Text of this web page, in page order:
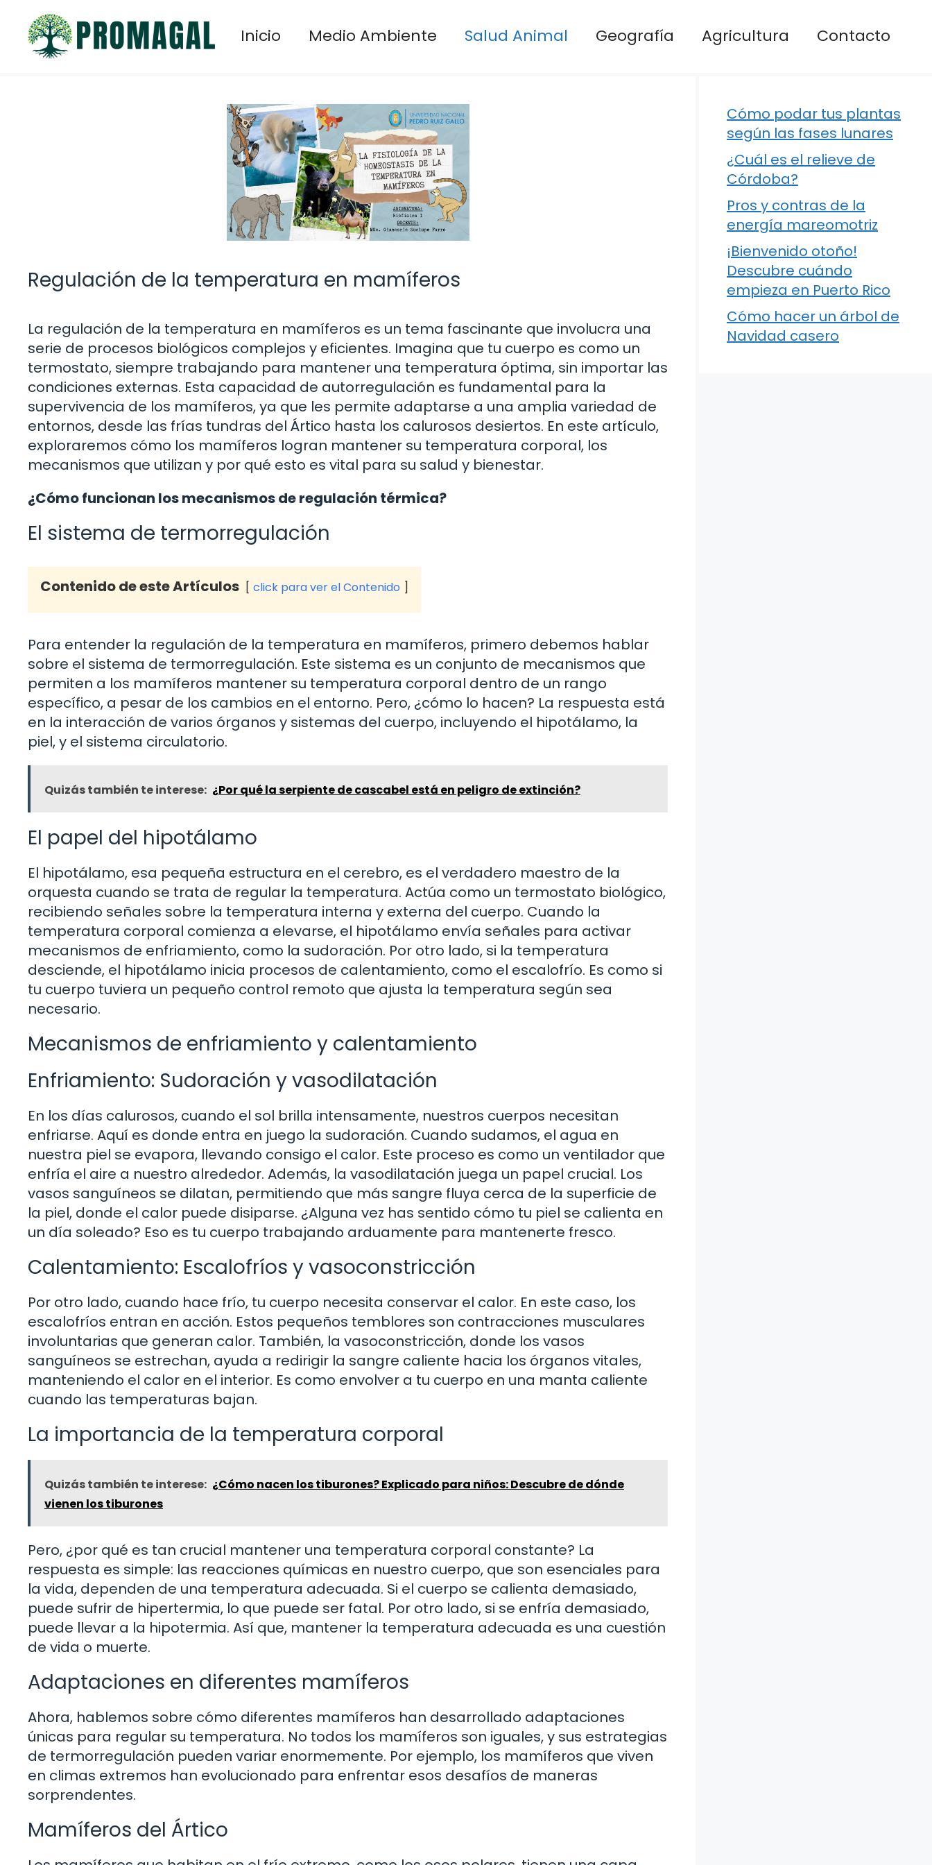
contenido
Inicio Medio Ambiente Salud Animal Geografía Agricultura Contacto
Regulación de la temperatura en mamíferos
La regulación de la temperatura en mamíferos es un tema fascinante que involucra una
serie de procesos biológicos complejos y eficientes. Imagina que tu cuerpo es como un
termostato, siempre trabajando para mantener una temperatura óptima, sin importar las
condiciones externas. Esta capacidad de autorregulación es fundamental para la
supervivencia de los mamíferos, ya que les permite adaptarse a una amplia variedad de
entornos, desde las frías tundras del Ártico hasta los calurosos desiertos. En este artículo,
exploraremos cómo los mamíferos logran mantener su temperatura corporal, los
mecanismos que utilizan y por qué esto es vital para su salud y bienestar.
¿Cómo funcionan los mecanismos de regulación térmica?
El sistema de termorregulación
Contenido de este Artículos click para ver el Contenido
Para entender la regulación de la temperatura en mamíferos, primero debemos hablar
sobre el sistema de termorregulación. Este sistema es un conjunto de mecanismos que
permiten a los mamíferos mantener su temperatura corporal dentro de un rango
específico, a pesar de los cambios en el entorno. Pero, ¿cómo lo hacen? La respuesta está
en la interacción de varios órganos y sistemas del cuerpo, incluyendo el hipotálamo, la
piel, y el sistema circulatorio.
Quizás también te interese: ¿Por qué la serpiente de cascabel está en peligro de extinción?
El papel del hipotálamo
El hipotálamo, esa pequeña estructura en el cerebro, es el verdadero maestro de la
orquesta cuando se trata de regular la temperatura. Actúa como un termostato biológico,
recibiendo señales sobre la temperatura interna y externa del cuerpo. Cuando la
temperatura corporal comienza a elevarse, el hipotálamo envía señales para activar
mecanismos de enfriamiento, como la sudoración. Por otro lado, si la temperatura
desciende, el hipotálamo inicia procesos de calentamiento, como el escalofrío. Es como si
tu cuerpo tuviera un pequeño control remoto que ajusta la temperatura según sea
necesario.
Mecanismos de enfriamiento y calentamiento
Enfriamiento: Sudoración y vasodilatación
En los días calurosos, cuando el sol brilla intensamente, nuestros cuerpos necesitan
enfriarse. Aquí es donde entra en juego la sudoración. Cuando sudamos, el agua en
nuestra piel se evapora, llevando consigo el calor. Este proceso es como un ventilador que
enfría el aire a nuestro alrededor. Además, la vasodilatación juega un papel crucial. Los
vasos sanguíneos se dilatan, permitiendo que más sangre fluya cerca de la superficie de
la piel, donde el calor puede disiparse. ¿Alguna vez has sentido cómo tu piel se calienta en
un día soleado? Eso es tu cuerpo trabajando arduamente para mantenerte fresco.
Calentamiento: Escalofríos y vasoconstricción
Por otro lado, cuando hace frío, tu cuerpo necesita conservar el calor. En este caso, los
escalofríos entran en acción. Estos pequeños temblores son contracciones musculares
involuntarias que generan calor. También, la vasoconstricción, donde los vasos
sanguíneos se estrechan, ayuda a redirigir la sangre caliente hacia los órganos vitales,
manteniendo el calor en el interior. Es como envolver a tu cuerpo en una manta caliente
cuando las temperaturas bajan.
La importancia de la temperatura corporal
Quizás también te interese: ¿Cómo nacen los tiburones? Explicado para niños: Descubre de dónde
vienen los tiburones
Pero, ¿por qué es tan crucial mantener una temperatura corporal constante? La
respuesta es simple: las reacciones químicas en nuestro cuerpo, que son esenciales para
la vida, dependen de una temperatura adecuada. Si el cuerpo se calienta demasiado,
puede sufrir de hipertermia, lo que puede ser fatal. Por otro lado, si se enfría demasiado,
puede llevar a la hipotermia. Así que, mantener la temperatura adecuada es una cuestión
de vida o muerte.
Adaptaciones en diferentes mamíferos
Ahora, hablemos sobre cómo diferentes mamíferos han desarrollado adaptaciones
únicas para regular su temperatura. No todos los mamíferos son iguales, y sus estrategias
de termorregulación pueden variar enormemente. Por ejemplo, los mamíferos que viven
en climas extremos han evolucionado para enfrentar esos desafíos de maneras
sorprendentes.
Mamíferos del Ártico
Cómo podar tus plantas
según las fases lunares
¿Cuál es el relieve de
Córdoba?
Pros y contras de la
energía mareomotriz
¡Bienvenido otoño!
Descubre cuándo
empieza en Puerto Rico
Cómo hacer un árbol de
Navidad casero